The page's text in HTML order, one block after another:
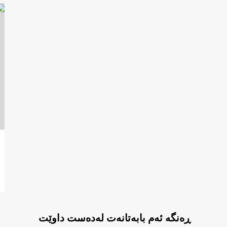
ڕەنگە ئەم بابەتانەت لەدەست داوێت